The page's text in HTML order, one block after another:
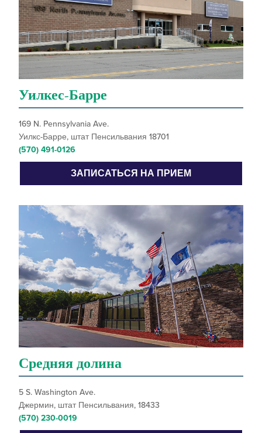
Уилкес-Барре
169 N. Pennsylvania Ave.
Уилкс-Барре, штат Пенсильвания 18701
(570) 491-0126
ЗАПИСАТЬСЯ НА ПРИЕМ
Средняя долина
5 S. Washington Ave.
Джермин, штат Пенсильвания, 18433
(570) 230-0019